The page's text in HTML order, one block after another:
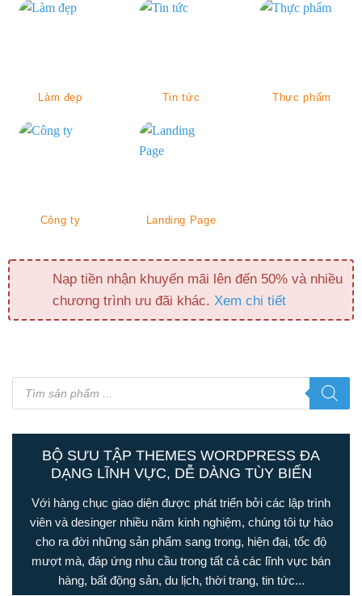
Làm đẹp Tin tức Thực phẩm
Công ty Landing Page
Nạp tiền nhận khuyến mãi lên đến 50% và nhiều
chương trình ưu đãi khác. Xem chi tiết
Tìm
kiếm
sản
BỘ SƯU TẬP THEMES WORDPRESS ĐA
DẠNG LĨNH VỰC, DỄ DÀNG TÙY BIẾN
Với hàng chục giao diện được phát triển bởi các lập trình
viên và desinger nhiều năm kinh nghiệm, chúng tôi tự hào
cho ra đời những sản phẩm sang trong, hiện đại, tốc độ
mượt mà, đáp ứng nhu cầu trong tất cả các lĩnh vực bán
hàng, bất động sản, du lịch, thời trang, tin tức...